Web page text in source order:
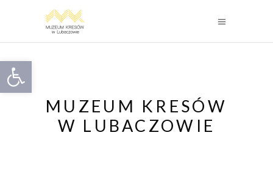
Otwórz pasek narzędzi
MUZEUM KRESÓW
W LUBACZOWIE